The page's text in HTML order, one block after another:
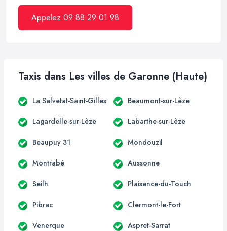
Appelez 09 88 29 01 98
Taxis dans Les villes de Garonne (Haute)
La Salvetat-Saint-Gilles Beaumont-sur-Lèze
Lagardelle-sur-Lèze Labarthe-sur-Lèze
Beaupuy 31 Mondouzil
Montrabé Aussonne
Seilh Plaisance-du-Touch
Pibrac Clermont-le-Fort
Venerque Aspret-Sarrat